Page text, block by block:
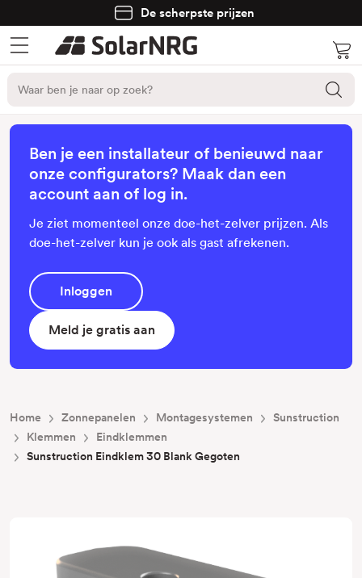
De scherpste prijzen
Ben je een installateur of benieuwd naar
onze configurators? Maak dan een
account aan of log in.
Je ziet momenteel onze doe-het-zelver prijzen. Als
doe-het-zelver kun je ook als gast afrekenen.
Inloggen
Meld je gratis aan
Home Zonnepanelen Montagesystemen
Sunstruction
Klemmen
Eindklemmen
Sunstruction Eindklem 30 Blank Gegoten